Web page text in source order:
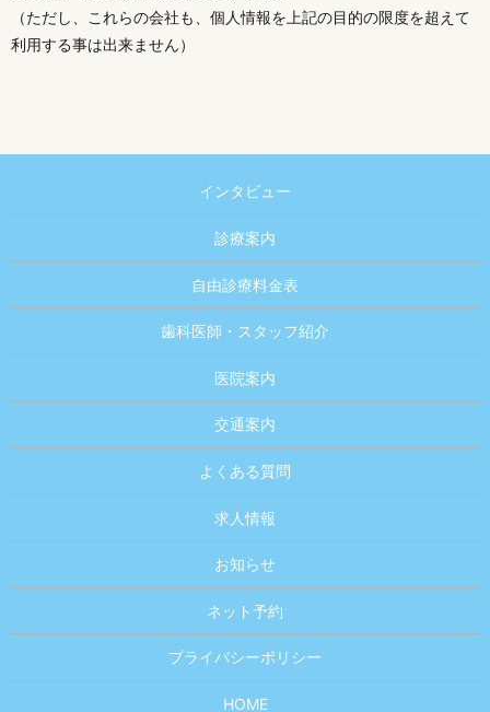
（ただし、これらの会社も、個人情報を上記の目的の限度を超えて
利用する事は出来ません）
インタビュー
診療案内
自由診療料金表
歯科医師・スタッフ紹介
医院案内
交通案内
よくある質問
求人情報
お知らせ
ネット予約
プライバシーポリシー
HOME